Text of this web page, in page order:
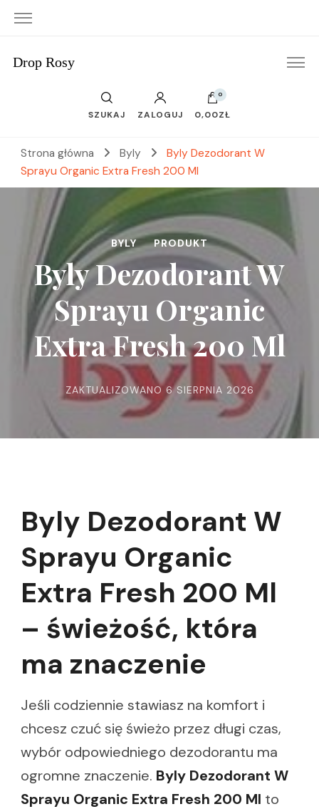
Drop Rosy
SZUKAJ ZALOGUJ
0
0,00ZŁ
Strona główna Byly
Byly Dezodorant W
Sprayu Organic Extra Fresh 200 Ml
BYLY PRODUKT
Byly Dezodorant W
Sprayu Organic
Extra Fresh 200 Ml
ZAKTUALIZOWANO 6 SIERPNIA 2026
Byly Dezodorant W
Sprayu Organic
Extra Fresh 200 Ml
– świeżość, która
ma znaczenie
Jeśli codziennie stawiasz na komfort i
chcesz czuć się świeżo przez długi czas,
wybór odpowiedniego dezodorantu ma
ogromne znaczenie. Byly Dezodorant W
Sprayu Organic Extra Fresh 200 Ml to